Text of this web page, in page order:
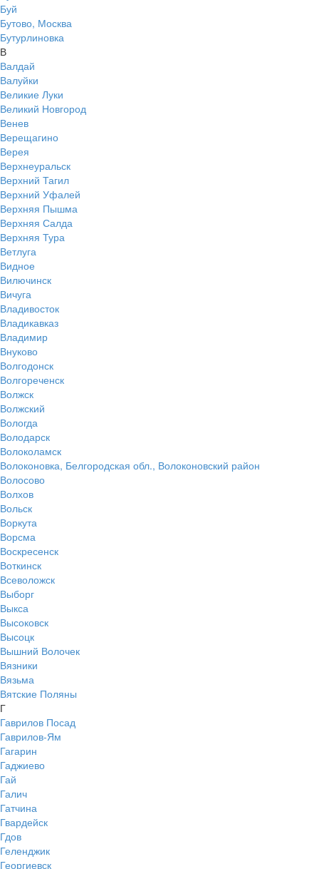
Буй
Бутово, Москва
Бутурлиновка
В
Валдай
Валуйки
Великие Луки
Великий Новгород
Венев
Верещагино
Верея
Верхнеуральск
Верхний Тагил
Верхний Уфалей
Верхняя Пышма
Верхняя Салда
Верхняя Тура
Ветлуга
Видное
Вилючинск
Вичуга
Владивосток
Владикавказ
Владимир
Внуково
Волгодонск
Волгореченск
Волжск
Волжский
Вологда
Володарск
Волоколамск
Волоконовка, Белгородская обл., Волоконовский район
Волосово
Волхов
Вольск
Воркута
Ворсма
Воскресенск
Воткинск
Всеволожск
Выборг
Выкса
Высоковск
Высоцк
Вышний Волочек
Вязники
Вязьма
Вятские Поляны
Г
Гаврилов Посад
Гаврилов-Ям
Гагарин
Гаджиево
Гай
Галич
Гатчина
Гвардейск
Гдов
Геленджик
Георгиевск